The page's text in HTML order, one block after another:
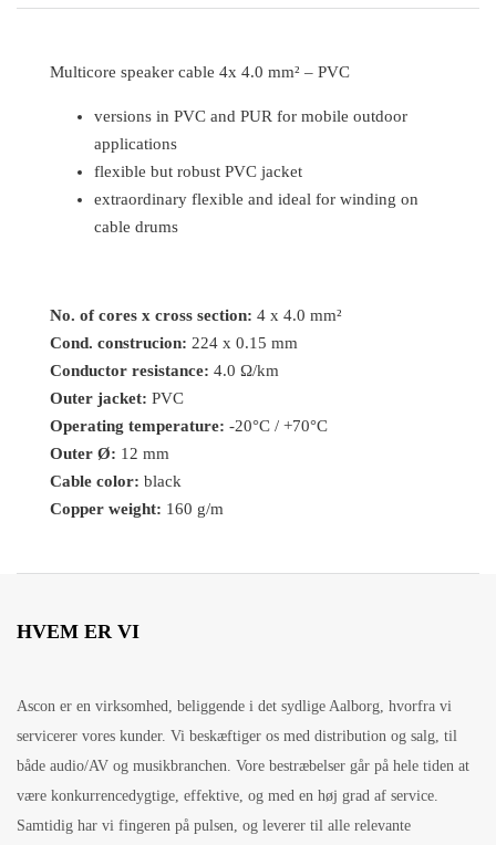
Multicore speaker cable 4x 4.0 mm² – PVC
versions in PVC and PUR for mobile outdoor
applications
flexible but robust PVC jacket
extraordinary flexible and ideal for winding on
cable drums
No. of cores x cross section: 4 x 4.0 mm²
Cond. construcion: 224 x 0.15 mm
Conductor resistance: 4.0 Ω/km
Outer jacket: PVC
Operating temperature: -20°C / +70°C
Outer Ø: 12 mm
Cable color: black
Copper weight: 160 g/m
HVEM ER VI
Ascon er en virksomhed, beliggende i det sydlige Aalborg, hvorfra vi
servicerer vores kunder. Vi beskæftiger os med distribution og salg, til
både audio/AV og musikbranchen. Vore bestræbelser går på hele tiden at
være konkurrencedygtige, effektive, og med en høj grad af service.
Samtidig har vi fingeren på pulsen, og leverer til alle relevante